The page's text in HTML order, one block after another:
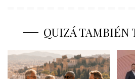
QUIZÁ TAMBIÉN